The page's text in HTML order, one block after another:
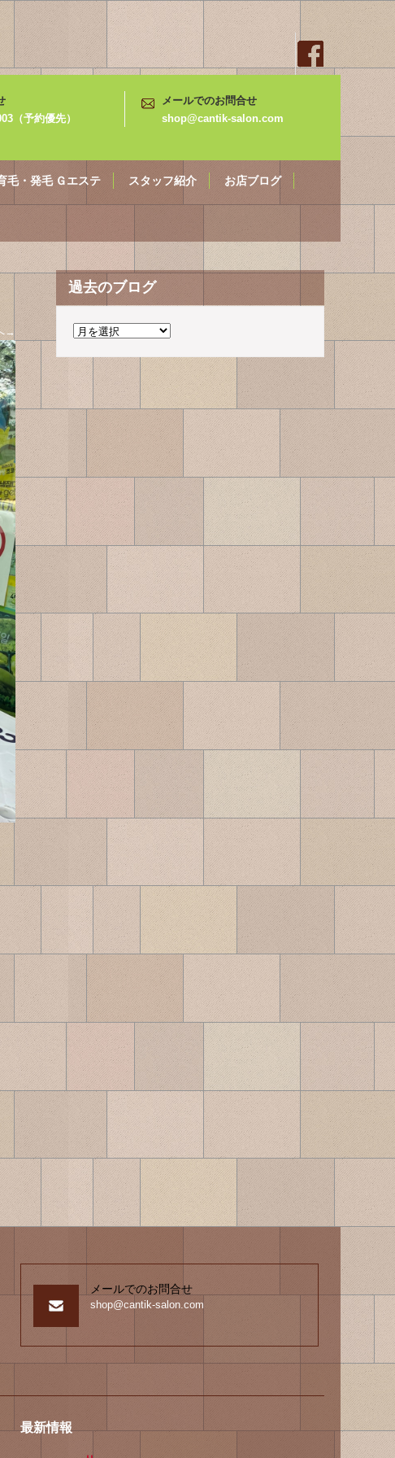
（予約優先）
メールでのお問合せ
shop@cantik-salon.com
毛・発毛 Ｇエステ スタッフ紹介 お店ブログ
→
過去のブログ
過
ブ
ロ
グ
メールでのお問合せ
shop@cantik-salon.com
最新情報